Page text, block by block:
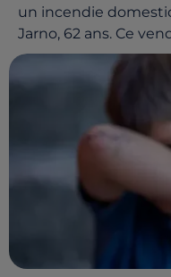
un incendie
Jarno, 62 ans. Ce